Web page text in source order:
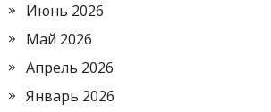
Июнь 2026
Май 2026
Апрель 2026
Январь 2026